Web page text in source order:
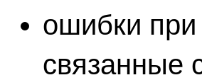
ошибки при
связанные